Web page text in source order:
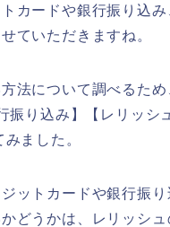
カードや銀行振り込
ていただきますね。
法について調べるた
り込み】【レリッシ
ました。
ットカードや銀行振
どうかは、レリッシ